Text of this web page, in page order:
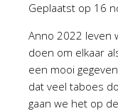
Geplaatst op 16
Anno 2022 leven
doen om elkaar
een mooi
dat veel taboes
gaan we het op